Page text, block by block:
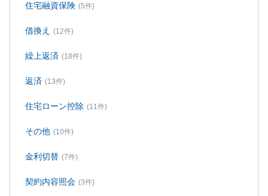
住宅融資保険 (5件)
借換え (12件)
繰上返済 (18件)
返済 (13件)
住宅ローン控除 (11件)
その他 (10件)
金利切替 (7件)
契約内容照会 (3件)